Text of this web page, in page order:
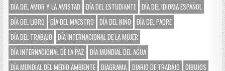
DÍA DEL AMOR Y LA AMISTAD
DÍA DEL ESTUDIANTE DÍA DEL IDIOMA ESPAÑOL
DÍA DEL LIBRO
DÍA DEL MAESTRO DÍA DEL NIÑO
DÍA DEL PADRE
DÍA DEL TRABAJO
DÍA INTERNACIONAL DE LA MUJER
DÍA INTERNACIONAL DE LA PAZ
DÍA MUNDIAL DEL AGUA
DÍA MUNDIAL DEL MEDIO AMBIENTE DIAGRAMA DIARIO DE TRABAJO DIBUJOS